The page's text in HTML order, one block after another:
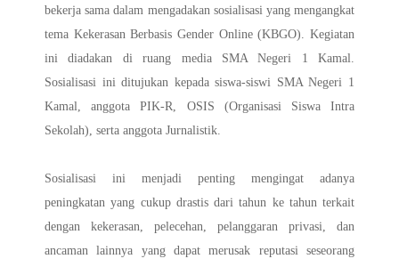
bekerja sama dalam mengadakan sosialisasi yang mengangkat
tema Kekerasan Berbasis Gender Online (KBGO). Kegiatan
ini diadakan di ruang media SMA Negeri 1 Kamal.
Sosialisasi ini ditujukan kepada siswa-siswi SMA Negeri 1
Kamal, anggota PIK-R, OSIS (Organisasi Siswa Intra
Sekolah), serta anggota Jurnalistik.
Sosialisasi ini menjadi penting mengingat adanya
peningkatan yang cukup drastis dari tahun ke tahun terkait
dengan kekerasan, pelecehan, pelanggaran privasi, dan
ancaman lainnya yang dapat merusak reputasi seseorang